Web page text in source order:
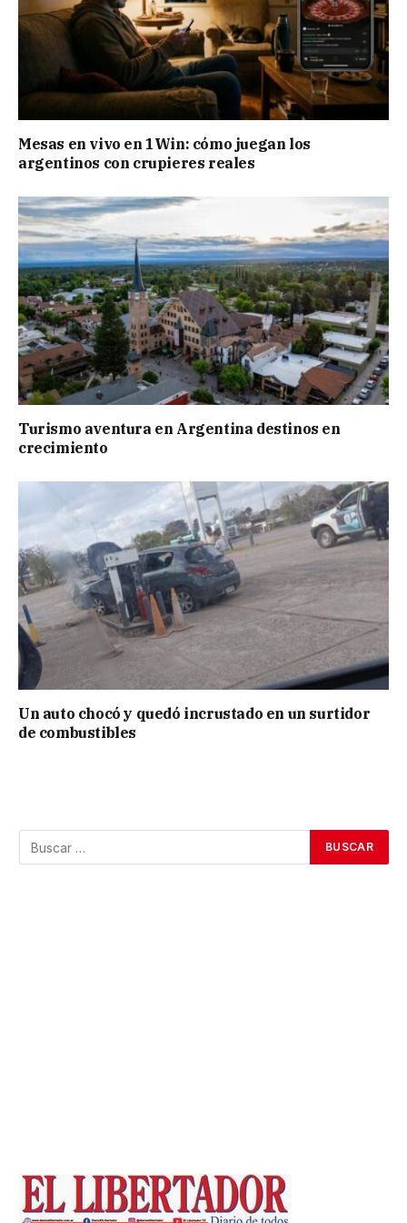
Mesas en vivo en 1Win: cómo juegan los
argentinos con crupieres reales
Turismo aventura en Argentina destinos en
crecimiento
Un auto chocó y quedó incrustado en un surtidor
de combustibles